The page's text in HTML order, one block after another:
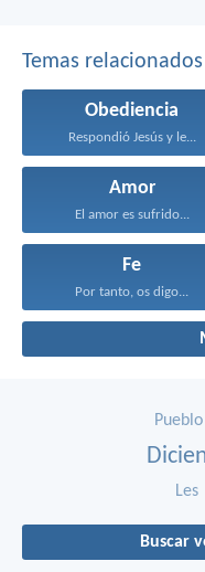
Temas relacionados
Obediencia
Respondió Jesús y le...
Amor
El amor es sufrido...
Fe
Por tanto, os digo...
Pueblo
Les
Buscar